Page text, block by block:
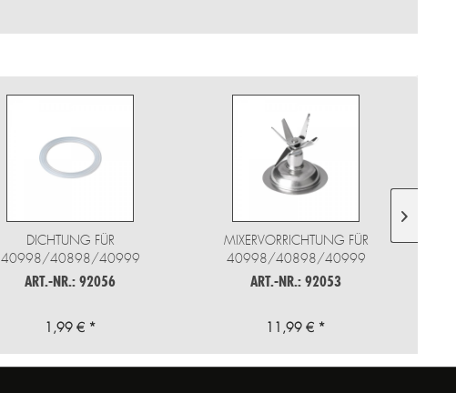
DICHTUNG FÜR
40998/40898/40999
ART.-NR.: 92056
1,99 € *
MIXERVORRICHTUNG FÜR
40998/40898/40999
ART.-NR.: 92053
11,99 € *